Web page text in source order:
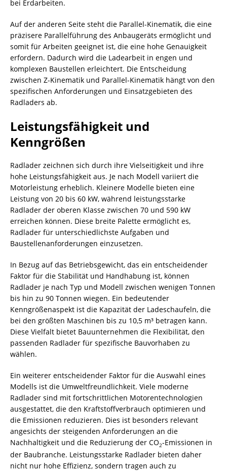
bei Erdarbeiten.
Auf der anderen Seite steht die Parallel-Kinematik, die eine
präzisere Parallelführung des Anbaugeräts ermöglicht und
somit für Arbeiten geeignet ist, die eine hohe Genauigkeit
erfordern. Dadurch wird die Ladearbeit in engen und
komplexen Baustellen erleichtert. Die Entscheidung
zwischen Z-Kinematik und Parallel-Kinematik hängt von den
spezifischen Anforderungen und Einsatzgebieten des
Radladers ab.
Leistungsfähigkeit und
Kenngrößen
Radlader zeichnen sich durch ihre Vielseitigkeit und ihre
hohe Leistungsfähigkeit aus. Je nach Modell variiert die
Motorleistung erheblich. Kleinere Modelle bieten eine
Leistung von 20 bis 60 kW, während leistungsstarke
Radlader der oberen Klasse zwischen 70 und 590 kW
erreichen können. Diese breite Palette ermöglicht es,
Radlader für unterschiedlichste Aufgaben und
Baustellenanforderungen einzusetzen.
In Bezug auf das Betriebsgewicht, das ein entscheidender
Faktor für die Stabilität und Handhabung ist, können
Radlader je nach Typ und Modell zwischen wenigen Tonnen
bis hin zu 90 Tonnen wiegen. Ein bedeutender
Kenngrößenaspekt ist die Kapazität der Ladeschaufeln, die
bei den größten Maschinen bis zu 10,5 m³ betragen kann.
Diese Vielfalt bietet Bauunternehmen die Flexibilität, den
passenden Radlader für spezifische Bauvorhaben zu
wählen.
Ein weiterer entscheidender Faktor für die Auswahl eines
Modells ist die Umweltfreundlichkeit. Viele moderne
Radlader sind mit fortschrittlichen Motorentechnologien
ausgestattet, die den Kraftstoffverbrauch optimieren und
die Emissionen reduzieren. Dies ist besonders relevant
angesichts der steigenden Anforderungen an die
Nachhaltigkeit und die Reduzierung der CO2-Emissionen in
der Baubranche. Leistungsstarke Radlader bieten daher
nicht nur hohe Effizienz, sondern tragen auch zu